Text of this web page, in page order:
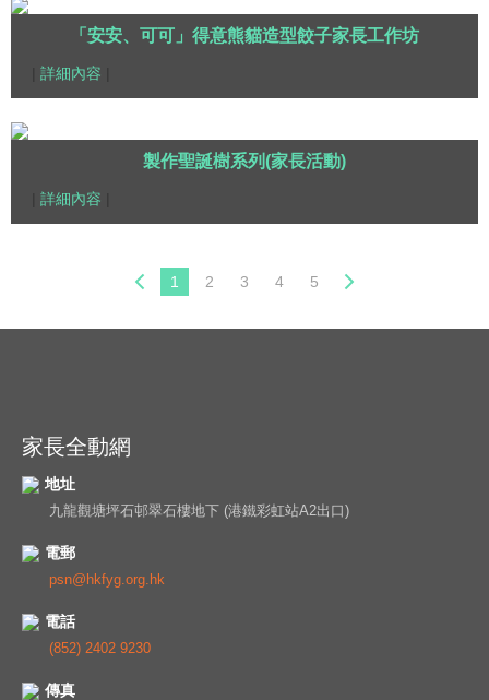
「安安、可可」得意熊貓造型餃子家長工作坊
詳細內容
製作聖誕樹系列(家長活動)
詳細內容
1 2 3 4 5
家長全動網
地址
九龍觀塘坪石邨翠石樓地下 (港鐵彩虹站A2出口)
電郵
psn@hkfyg.org.hk
電話
(852) 2402 9230
傳真